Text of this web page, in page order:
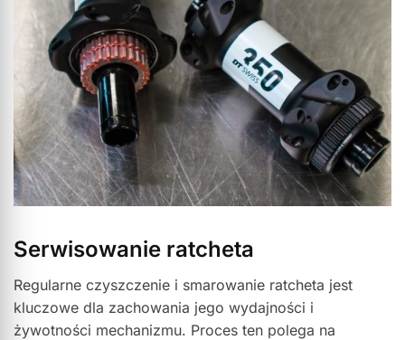
Serwisowanie ratcheta
Regularne czyszczenie i smarowanie ratcheta jest
kluczowe dla zachowania jego wydajności i
żywotności mechanizmu. Proces ten polega na